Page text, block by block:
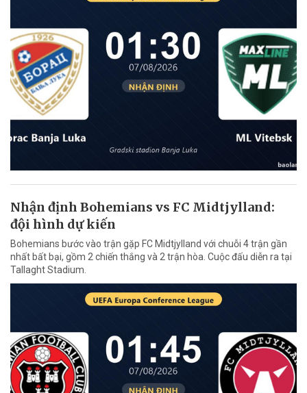
Nhận định Bohemians vs FC Midtjylland:
đội hình dự kiến
Bohemians bước vào trận gặp FC Midtjylland với chuỗi 4 trận gần
nhất bất bại, gồm 2 chiến thắng và 2 trận hòa. Cuộc đấu diễn ra tại
Tallaght Stadium.